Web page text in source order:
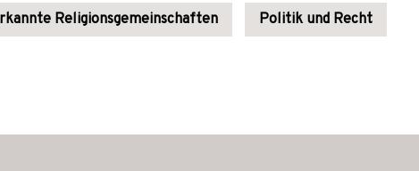
Religionsgemeinschaften Politik und Recht